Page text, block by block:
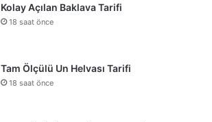
Kolay Açılan Baklava Tarifi
18 saat önce
Tam Ölçülü Un Helvası Tarifi
18 saat önce